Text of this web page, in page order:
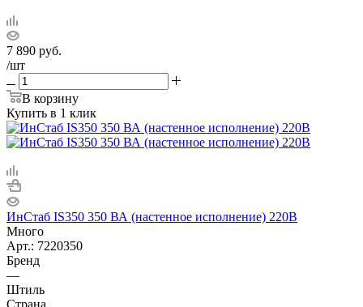
7 890 руб.
/шт
В корзину
Купить в 1 клик
ИнСтаб IS350 350 ВА (настенное исполнение) 220В
Много
Арт.: 7220350
Бренд
—
Штиль
Страна